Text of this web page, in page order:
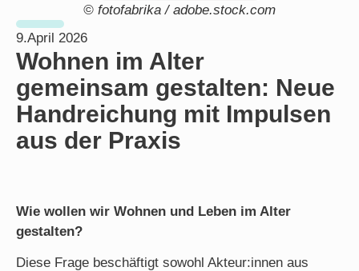
© fotofabrika / adobe.stock.com
9.April 2026
Wohnen im Alter
gemeinsam gestalten: Neue
Handreichung mit Impulsen
aus der Praxis
Wie wollen wir Wohnen und Leben im Alter
gestalten?
Diese Frage beschäftigt sowohl Akteur:innen aus